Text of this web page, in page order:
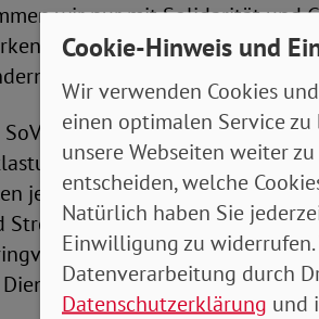
wir nur mit Solidarität und
mit den Schwächeren und
Die Länder dürfen die Hilfe
SoVD-Vorstandsvorsitzende
auch um
jede Woche an. Für immer
Strom erhöht. Deshalb muss die
Arbeitslose
endlich Klarheit
Cookie-Hinweis und
Wir verwenden Cookies
einen optimalen Service
unsere Webseiten weiter
entscheiden, welche
Natürlich haben Sie
Einwilligung zu
Datenverarbeitung durch
Datenschutzerklärung und